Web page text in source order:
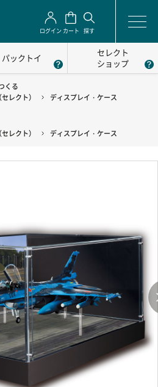
ログイン カート 探す
パックトイ
セレクト
ショップ
くる
レクト）
ディスプレイ・ケース
レクト） ディスプレイ・ケース